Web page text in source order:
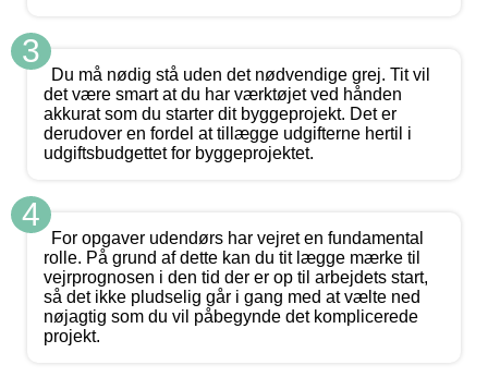
3
Du må nødig stå uden det nødvendige grej. Tit vil
det være smart at du har værktøjet ved hånden
akkurat som du starter dit byggeprojekt. Det er
derudover en fordel at tillægge udgifterne hertil i
udgiftsbudgettet for byggeprojektet.
4
For opgaver udendørs har vejret en fundamental
rolle. På grund af dette kan du tit lægge mærke til
vejrprognosen i den tid der er op til arbejdets start,
så det ikke pludselig går i gang med at vælte ned
nøjagtig som du vil påbegynde det komplicerede
projekt.